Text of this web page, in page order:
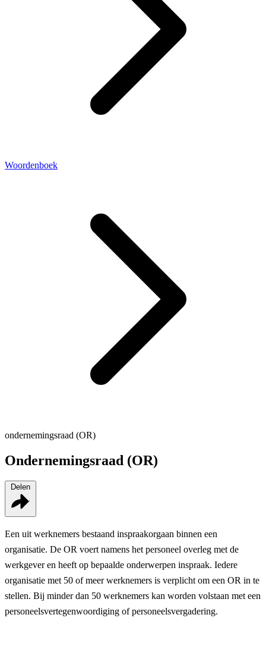
Woordenboek
ondernemingsraad (OR)
Ondernemingsraad (OR)
Een uit werknemers bestaand inspraakorgaan binnen een
organisatie. De OR voert namens het personeel overleg met de
werkgever en heeft op bepaalde onderwerpen inspraak. Iedere
organisatie met 50 of meer werknemers is verplicht om een OR in te
stellen. Bij minder dan 50 werknemers kan worden volstaan met een
personeelsvertegenwoordiging of personeelsvergadering.